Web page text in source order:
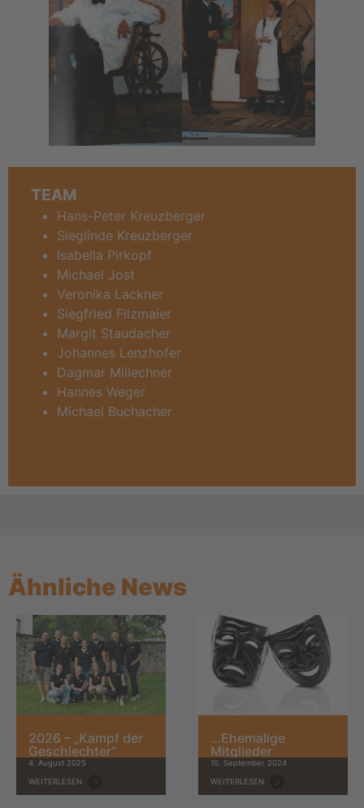
TEAM
Hans-Peter Kreuzberger
Sieglinde Kreuzberger
Isabella Pirkopf
Michael Jost
Veronika Lackner
Siegfried Filzmaier
Margit Staudacher
Johannes Lenzhofer
Dagmar Millechner
Hannes Weger
Michael Buchacher
Ähnliche News
2026 – „Kampf der
Geschlechter“
4. August 2025
WEITERLESEN
…Ehemalige
Mitglieder
10. September 2024
WEITERLESEN